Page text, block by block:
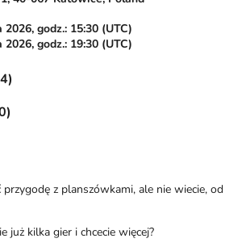
godz.: 15:30 (UTC)
godz.: 19:30 (UTC)
przygodę z planszówkami, ale nie wiecie, od
już kilka gier i chcecie więcej?